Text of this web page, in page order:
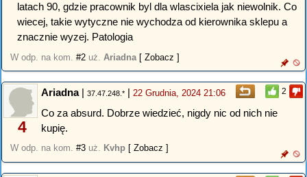
latach 90, gdzie pracownik byl dla wlascixiela jak niewolnik. Co
wiecej, takie wytyczne nie wychodza od kierownika sklepu a
znacznie wyzej. Patologia
W odp. na kom. #2 uż. Ariadna [ Zobacz ]
2
4
Ariadna| 37.47.248.* | 22 Grudnia, 2024 21:06
Co za absurd. Dobrze wiedzieć, nigdy nic od nich nie
kupię.
W odp. na kom. #3 uż. Kvhp [ Zobacz ]